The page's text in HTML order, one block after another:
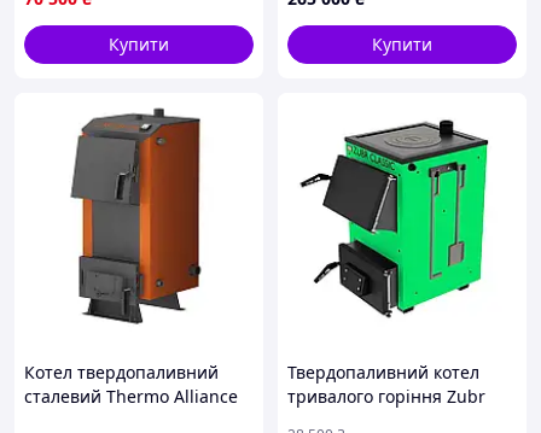
на твердому паливі для
дому
Купити
Купити
Котел твердопаливний
сталевий Thermo Alliance
Твердопаливний котел
тривалого горіння Zubr